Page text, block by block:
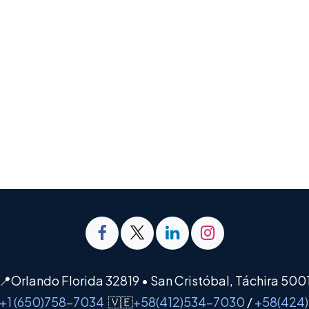
Florida 32819 • San Cristóbal, Táchira
+1 (650)758-7034 🇻🇪+58(412)534-7030 /